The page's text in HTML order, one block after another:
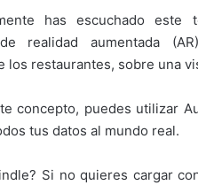
has escuchado este
realidad aumentada
los restaurantes, sobre una
concepto, puedes utilizar
tus datos al mundo real.
Si no quieres cargar